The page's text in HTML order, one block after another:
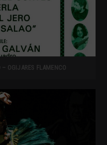
OGIJARES FLAMENCO